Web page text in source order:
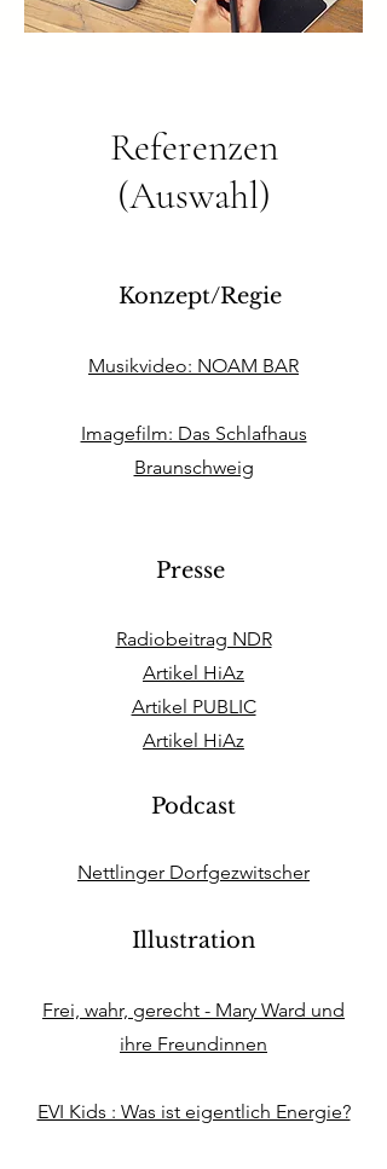
Referenzen
(Auswahl)
Konzept/Regie
Musikvideo: NOAM BAR
Imagefilm: Das Schlafhaus
Braunschweig
Presse
Radiobeitrag NDR
Artikel HiAz
Artikel PUBLIC
Artikel HiAz
Podcast
Nettlinger Dorfgezwitscher
Illustration
Frei, wahr, gerecht - Mary Ward und
ihre Freundinnen
EVI Kids : Was ist eigentlich Energie?